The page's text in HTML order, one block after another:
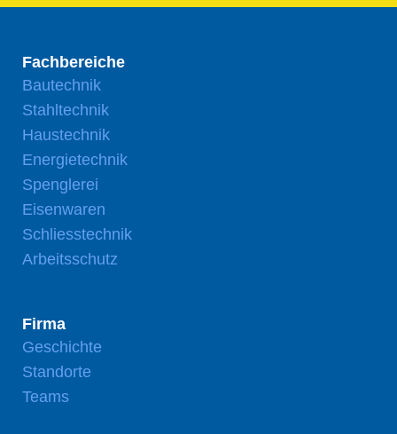
Fachbereiche
Bautechnik
Stahltechnik
Haustechnik
Energietechnik
Spenglerei
Eisenwaren
Schliesstechnik
Arbeitsschutz
Firma
Geschichte
Standorte
Teams